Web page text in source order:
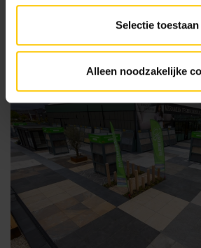
Selectie toestaan
Alleen noodzakelijke
04 februari 2026
GeoCeramica® wint German Design